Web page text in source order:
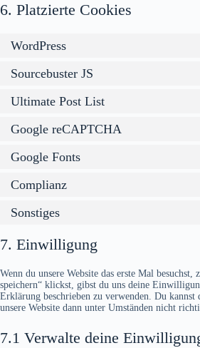
6. Platzierte Cookies
WordPress
Sourcebuster JS
Ultimate Post List
Google reCAPTCHA
Google Fonts
Complianz
Sonstiges
7. Einwilligung
Wenn du unsere Website das erste Mal
speichern“ klickst, gibst du uns deine
Erklärung beschrieben zu verwenden. Du
unsere Website dann unter Umständen nicht
7.1 Verwalte deine